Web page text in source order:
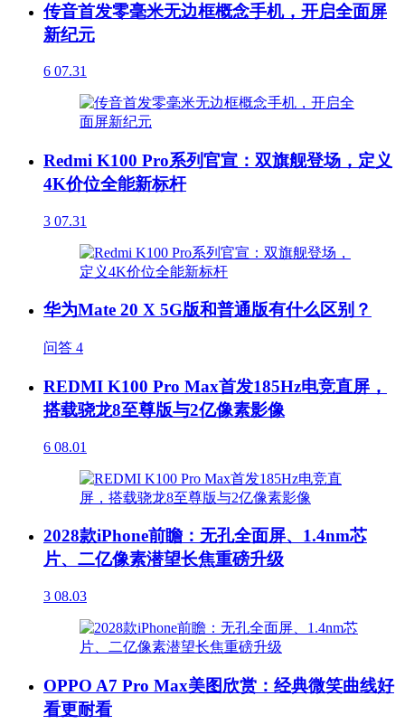
传音首发零毫米无边框概念手机，开启全面屏
新纪元
6 07.31
Redmi K100 Pro系列官宣：双旗舰登场，定义
4K价位全能新标杆
3 07.31
华为Mate 20 X 5G版和普通版有什么区别？
问答 4
REDMI K100 Pro Max首发185Hz电竞直屏，
搭载骁龙8至尊版与2亿像素影像
6 08.01
2028款iPhone前瞻：无孔全面屏、1.4nm芯
片、二亿像素潜望长焦重磅升级
3 08.03
OPPO A7 Pro Max美图欣赏：经典微笑曲线好
看更耐看